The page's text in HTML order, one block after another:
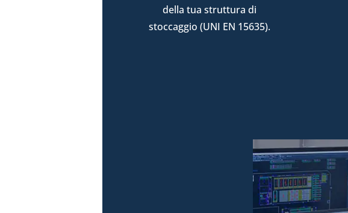
della tua struttura di
stoccaggio (UNI EN 15635).